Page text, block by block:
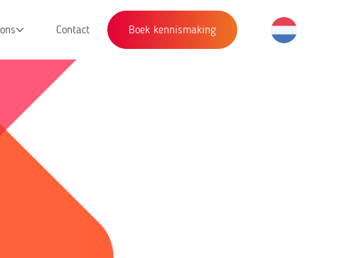
Contact Boek kennismaking